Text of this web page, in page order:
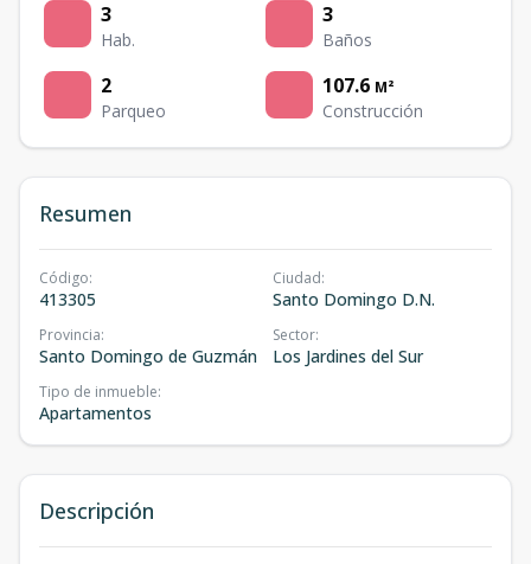
3
Hab.
3
Baños
2
Parqueo
107.6 M²
Construcción
Resumen
Código:
413305
Ciudad:
Santo Domingo D.N.
Provincia:
Santo Domingo de Guzmán
Sector:
Los Jardines del Sur
Tipo de inmueble:
Apartamentos
Descripción